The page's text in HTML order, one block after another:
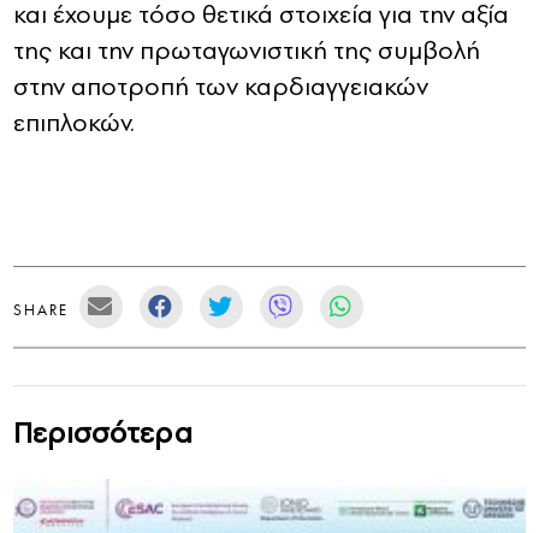
και έχουμε τόσο θετικά στοιχεία για την αξία
της και την πρωταγωνιστική της συμβολή
στην αποτροπή των καρδιαγγειακών
επιπλοκών.
SHARE
Περισσότερα